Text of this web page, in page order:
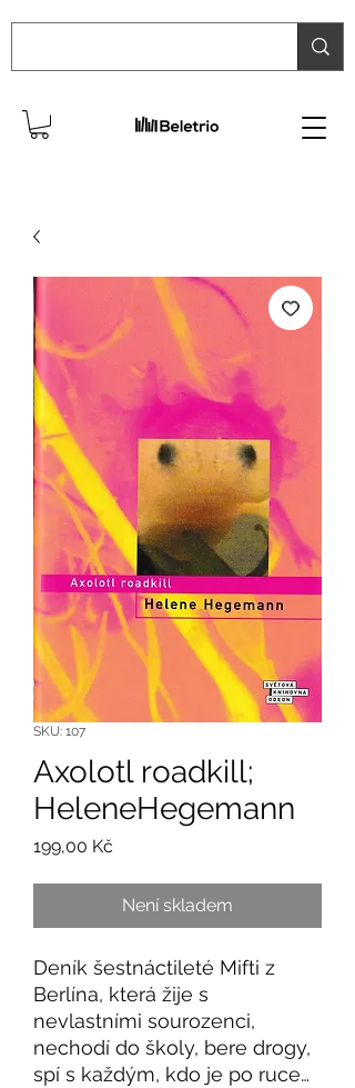
SKU: 107
Axolotl roadkill;
HeleneHegemann
199,00 Kč
Není skladem
Deník šestnáctileté Mifti z
Berlína, která žije s
nevlastními sourozenci,
nechodí do školy, bere drogy,
spí s každým, kdo je po ruce…